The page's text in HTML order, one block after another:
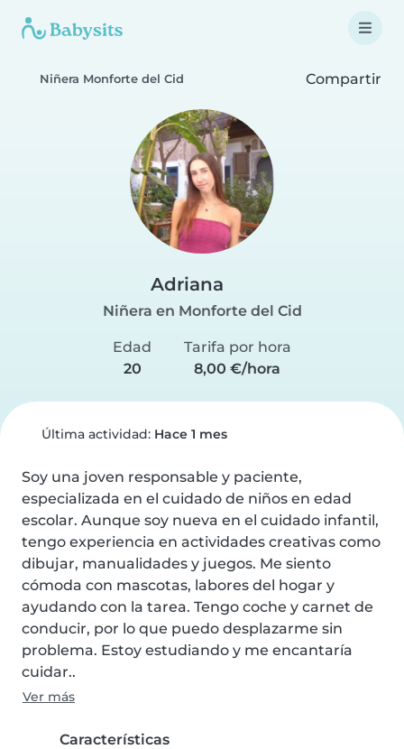
Niñera Monforte del Cid Compartir
Adriana
Niñera en Monforte del Cid
Edad
20
Tarifa por hora
8,00 €/hora
Última actividad: Hace 1 mes
Soy una joven responsable y paciente,
especializada en el cuidado de niños en edad
escolar. Aunque soy nueva en el cuidado infantil,
tengo experiencia en actividades creativas como
dibujar, manualidades y juegos. Me siento
cómoda con mascotas, labores del hogar y
ayudando con la tarea. Tengo coche y carnet de
conducir, por lo que puedo desplazarme sin
problema. Estoy estudiando y me encantaría
cuidar..
Ver más
Características